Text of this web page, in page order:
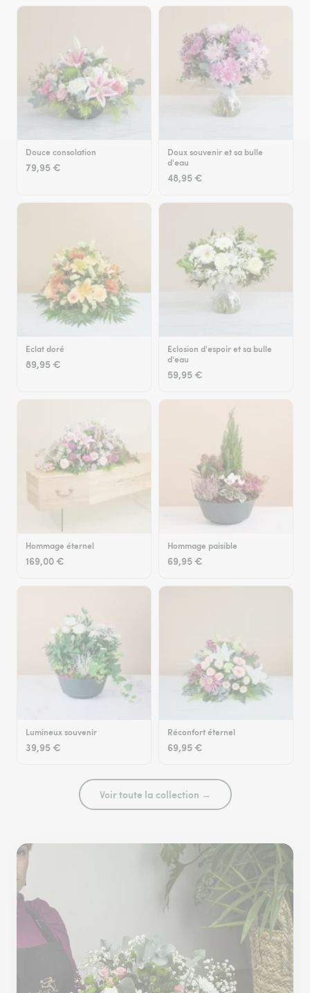
Douce consolation
79,95 €
Doux souvenir et sa bulle
d'eau
48,95 €
Eclat doré
89,95 €
Eclosion d'espoir et sa bulle
d'eau
59,95 €
Hommage éternel
169,00 €
Hommage paisible
69,95 €
Lumineux souvenir
39,95 €
Réconfort éternel
69,95 €
Voir toute la collection →